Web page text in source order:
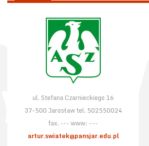
ul. Stefana Czarnieckiego 16
37-500 Jarosław tel. 502550024
fax. --- www: ---
artur.swiatek@pansjar.edu.pl